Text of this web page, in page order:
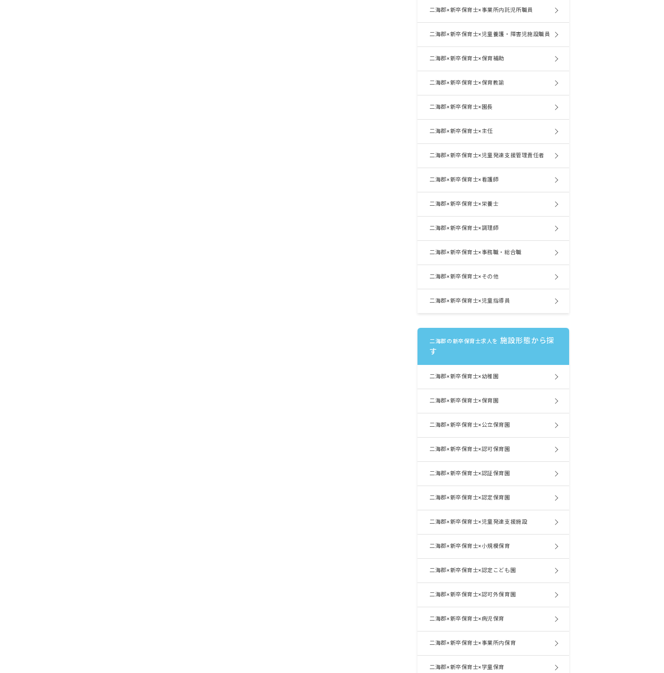
二海郡×新卒保育士×事業所内託児所職員
二海郡×新卒保育士×児童養護・障害児施設職員
二海郡×新卒保育士×保育補助
二海郡×新卒保育士×保育教諭
二海郡×新卒保育士×園長
二海郡×新卒保育士×主任
二海郡×新卒保育士×児童発達支援管理責任者
二海郡×新卒保育士×看護師
二海郡×新卒保育士×栄養士
二海郡×新卒保育士×調理師
二海郡×新卒保育士×事務職・総合職
二海郡×新卒保育士×その他
二海郡×新卒保育士×児童指導員
二海郡の新卒保育士求人を 施設形態から探
す
二海郡×新卒保育士×幼稚園
二海郡×新卒保育士×保育園
二海郡×新卒保育士×公立保育園
二海郡×新卒保育士×認可保育園
二海郡×新卒保育士×認証保育園
二海郡×新卒保育士×認定保育園
二海郡×新卒保育士×児童発達支援施設
二海郡×新卒保育士×小規模保育
二海郡×新卒保育士×認定こども園
二海郡×新卒保育士×認可外保育園
二海郡×新卒保育士×病児保育
二海郡×新卒保育士×事業所内保育
二海郡×新卒保育士×学童保育